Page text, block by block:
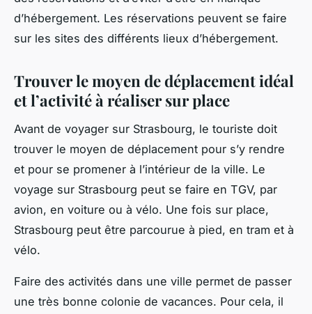
d’hébergement. Les réservations peuvent se faire
sur les sites des différents lieux d’hébergement.
Trouver le moyen de déplacement idéal
et l’activité à réaliser sur place
Avant de voyager sur Strasbourg, le touriste doit
trouver le moyen de déplacement pour s’y rendre
et pour se promener à l’intérieur de la ville. Le
voyage sur Strasbourg peut se faire en TGV, par
avion, en voiture ou à vélo. Une fois sur place,
Strasbourg peut être parcourue à pied, en tram et à
vélo.
Faire des activités dans une ville permet de passer
une très bonne colonie de vacances. Pour cela, il